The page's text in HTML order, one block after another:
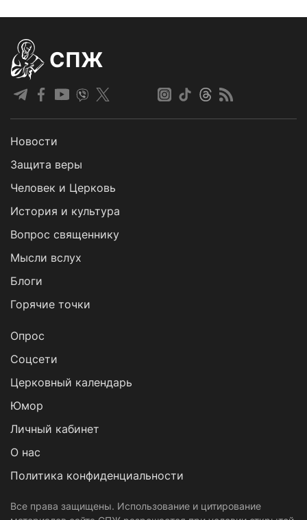
СПЖ
Новости
Защита веры
Человек и Церковь
История и культура
Вопрос священнику
Мысли вслух
Блоги
Горячие точки
Опрос
Cоцсети
Церковный календарь
Юмор
Личный кабинет
О нас
Политика конфиденциальности
Все права защищены. Использование и цитирование